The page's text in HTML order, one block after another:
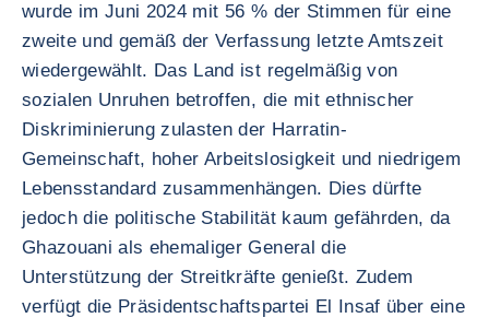
wurde im Juni 2024 mit 56 % der Stimmen für eine
zweite und gemäß der Verfassung letzte Amtszeit
wiedergewählt. Das Land ist regelmäßig von
sozialen Unruhen betroffen, die mit ethnischer
Diskriminierung zulasten der Harratin-
Gemeinschaft, hoher Arbeitslosigkeit und niedrigem
Lebensstandard zusammenhängen. Dies dürfte
jedoch die politische Stabilität kaum gefährden, da
Ghazouani als ehemaliger General die
Unterstützung der Streitkräfte genießt. Zudem
verfügt die Präsidentschaftspartei El Insaf über eine